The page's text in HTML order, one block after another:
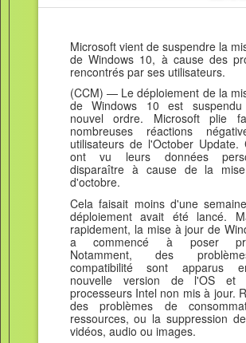
Microsoft vient de suspendre la
de Windows 10, à cause des
rencontrés par ses utilisateurs.
(CCM) — Le déploiement de la
de Windows 10 est suspendu
nouvel ordre. Microsoft plie
nombreuses réactions
utilisateurs de l'October Update.
ont vu leurs données
disparaître à cause de la
d'octobre.
Cela faisait moins d'une
déploiement avait été lancé.
rapidement, la mise à jour de
a commencé à poser
Notamment, des
compatibilité sont apparus
nouvelle version de l'OS et
processeurs Intel non mis à jour.
des problèmes de
ressources, ou la suppression
vidéos, audio ou images.